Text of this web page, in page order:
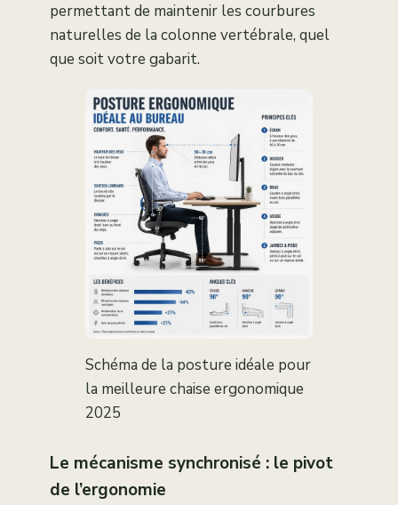
permettant de maintenir les courbures
naturelles de la colonne vertébrale, quel
que soit votre gabarit.
Schéma de la posture idéale pour
la meilleure chaise ergonomique
2025
Le mécanisme synchronisé : le pivot
de l’ergonomie